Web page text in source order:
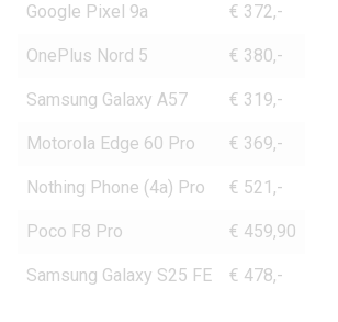
Google Pixel 9a € 372,-
OnePlus Nord 5 € 380,-
Samsung Galaxy A57 € 319,-
Motorola Edge 60 Pro € 369,-
Nothing Phone (4a) Pro € 521,-
Poco F8 Pro € 459,90
Samsung Galaxy S25 FE € 478,-